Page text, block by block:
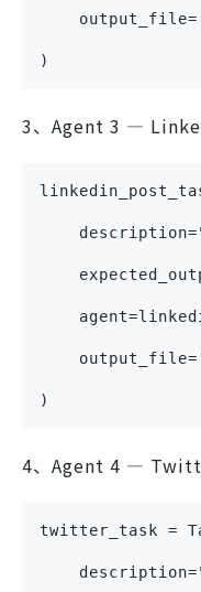
)
3、Agent 3 —
)
4、Agent 4 —
twitter_task =